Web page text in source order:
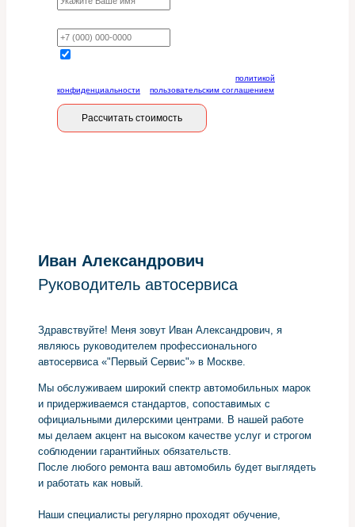
политикой
конфиденциальности
пользовательским соглашением
Рассчитать стоимость
Иван Александрович
Руководитель автосервиса
Здравствуйте! Меня зовут Иван Александрович, я
являюсь руководителем профессионального
автосервиса «"Первый Сервис"» в Москве.
Мы обслуживаем широкий спектр автомобильных марок
и придерживаемся стандартов, сопоставимых с
официальными дилерскими центрами. В нашей работе
мы делаем акцент на высоком качестве услуг и строгом
соблюдении гарантийных обязательств.
После любого ремонта ваш автомобиль будет выглядеть
и работать как новый.
Наши специалисты регулярно проходят обучение,